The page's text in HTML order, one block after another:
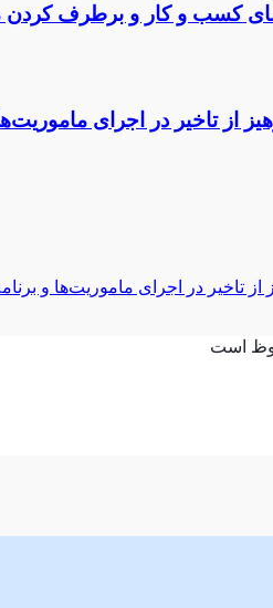
کسب و کار و برطرف کردن
از تاخیر در اجرای
تاخیر در اجرای ماموریت‌ها و